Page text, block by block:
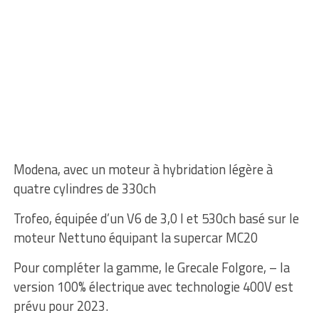
Modena, avec un moteur à hybridation légère à
quatre cylindres de 330ch
Trofeo, équipée d’un V6 de 3,0 l et 530ch basé sur le
moteur Nettuno équipant la supercar MC20
Pour compléter la gamme, le Grecale Folgore, – la
version 100% électrique avec technologie 400V est
prévu pour 2023.